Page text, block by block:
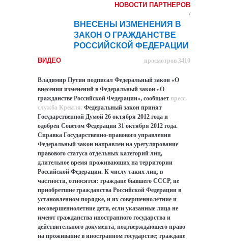
НОВОСТИ ПАРТНЕРОВ
/
ВНЕСЕНЫ ИЗМЕНЕНИЯ В
ЗАКОН О ГРАЖДАНСТВЕ
РОССИЙСКОЙ ФЕДЕРАЦИИ
ВИДЕО просмотров 3410
Владимир Путин подписал Федеральный закон «О
внесении изменений в Федеральный закон «О
гражданстве Российской Федерации», сообщает пресс-
служба Кремля. Федеральный закон принят
Государственной Думой 26 октября 2012 года и
одобрен Советом Федерации 31 октября 2012 года.
Справка Государственно-правового управления
Федеральный закон направлен на урегулирование
правового статуса отдельных категорий лиц,
длительное время проживающих на территории
Российской Федерации. К числу таких лиц, в
частности, относятся: граждане бывшего СССР, не
приобретшие гражданства Российской Федерации в
установленном порядке, и их совершеннолетние и
несовершеннолетние дети, если указанные лица не
имеют гражданства иностранного государства и
действительного документа, подтверждающего право
на проживание в иностранном государстве; граждане